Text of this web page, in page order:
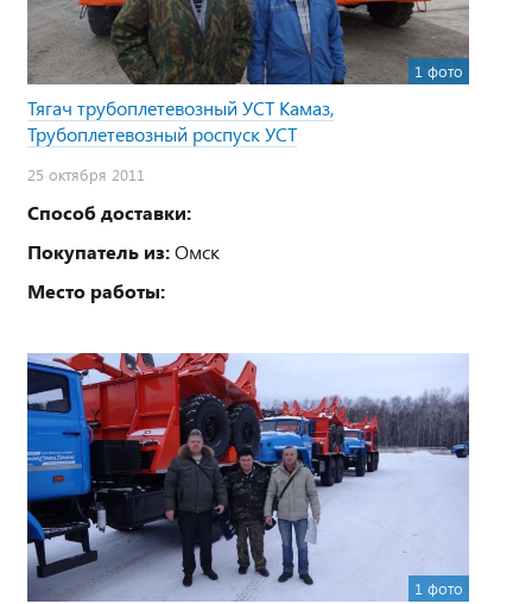
1 фото
Тягач трубоплетевозный УСТ Камаз,
Трубоплетевозный роспуск УСТ
25 октября 2011
Способ доставки:
Покупатель из:Омск
Место работы:
1 фото